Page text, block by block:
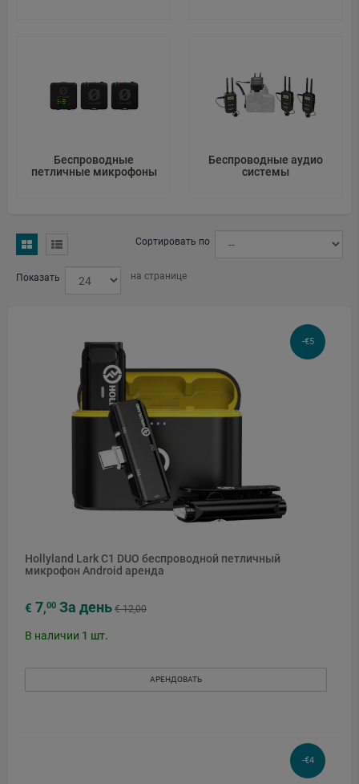
Беспроводные
петличные микрофоны
Беспроводные аудио
системы
Сортировать по
Показать на странице
-€5
Hollyland Lark C1 DUO беспроводной петличный
микрофон Android аренда
€ 7,00 За день € 12,00
В наличии 1 шт.
АРЕНДОВАТЬ
-€4